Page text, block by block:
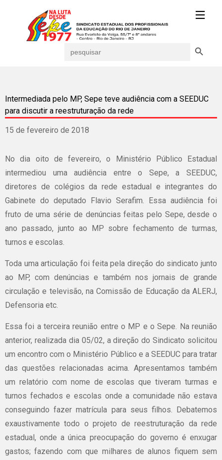
for:
Intermediada pelo MP, Sepe teve audiência com a SEEDUC
para discutir a reestruturação da rede
15 de fevereiro de 2018
No dia oito de fevereiro, o Ministério Público Estadual
intermediou uma audiência entre o Sepe, a SEEDUC,
diretores de colégios da rede estadual e integrantes do
Gabinete do deputado Flavio Serafim. Essa audiência foi
fruto de uma série de denúncias feitas pelo Sepe, desde o
ano passado, junto ao MP sobre fechamento de turmas,
turnos e escolas.
Toda uma articulação foi feita pela direção do sindicato junto
ao MP, com denúncias e também nos jornais de grande
circulação e televisão, na Comissão de Educação da ALERJ,
Defensoria etc.
Essa foi a terceira reunião entre o MP e o Sepe. Na reunião
anterior, realizada dia 05/02, a direção do Sindicato solicitou
um encontro com o Ministério Público e a SEEDUC para tratar
das questões relacionadas acima. Apresentamos também
um relatório com nome de escolas que tiveram turmas e
turnos fechados e escolas onde a comunidade não estava
conseguindo fazer matrícula para seus filhos. Debatemos
exaustivamente todo o projeto de reestruturação da rede
estadual, onde a única preocupação do governo é enxugar
gastos; fazendo com que milhares de alunos fiquem sem